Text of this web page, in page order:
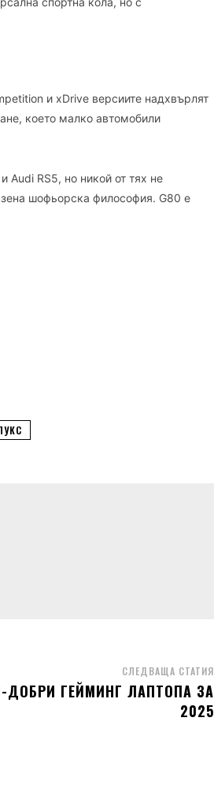
и xDrive версиите надхвърлят
което малко автомобили
Audi RS5, но никой от тях не
шофьорска философия. G80 е
СЛЕДВАЩА СТАТИЯ
ДОБРИ ГЕЙМИНГ ЛАПТОПА ЗА
2025